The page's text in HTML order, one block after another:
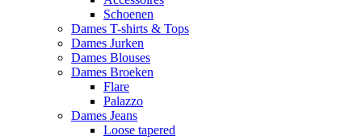
Schoenen
Dames T-shirts & Tops
Dames Jurken
Dames Blouses
Dames Broeken
Flare
Palazzo
Dames Jeans
Loose tapered